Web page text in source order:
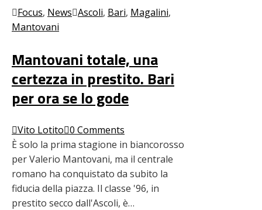
Focus, News Ascoli, Bari, Magalini,
Mantovani
Mantovani totale, una
certezza in prestito. Bari
per ora se lo gode
Vito Lotito 0 Comments
È solo la prima stagione in biancorosso
per Valerio Mantovani, ma il centrale
romano ha conquistato da subito la
fiducia della piazza. Il classe '96, in
prestito secco dall'Ascoli, è…